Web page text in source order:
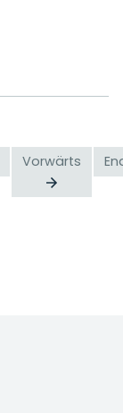
Vorwärts